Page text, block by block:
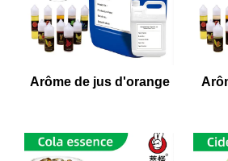
Arôme de jus d'orange